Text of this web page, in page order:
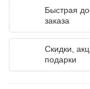
Быстрая
заказа
Скидки,
подарки